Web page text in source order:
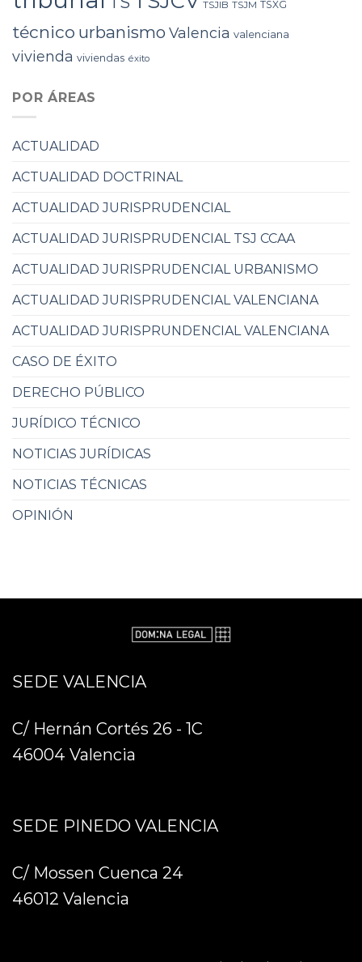
TSJIB TSJM TSXG
técnico urbanismo Valencia valenciana
vivienda viviendas éxito
POR ÁREAS
ACTUALIDAD
ACTUALIDAD DOCTRINAL
ACTUALIDAD JURISPRUDENCIAL
ACTUALIDAD JURISPRUDENCIAL TSJ CCAA
ACTUALIDAD JURISPRUDENCIAL URBANISMO
ACTUALIDAD JURISPRUDENCIAL VALENCIANA
ACTUALIDAD JURISPRUNDENCIAL VALENCIANA
CASO DE ÉXITO
DERECHO PÚBLICO
JURÍDICO TÉCNICO
NOTICIAS JURÍDICAS
NOTICIAS TÉCNICAS
OPINIÓN
SEDE VALENCIA
C/ Hernán Cortés 26 - 1C
46004 Valencia
SEDE PINEDO VALENCIA
C/ Mossen Cuenca 24
46012 Valencia